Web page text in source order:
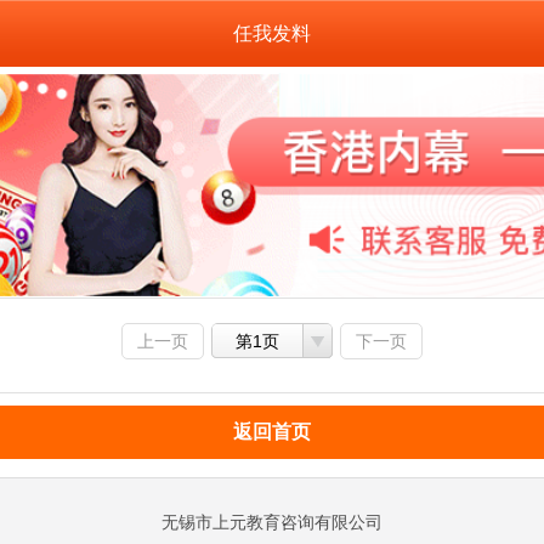
任我发料
上一页 第1页 下一页
返回首页
无锡市上元教育咨询有限公司